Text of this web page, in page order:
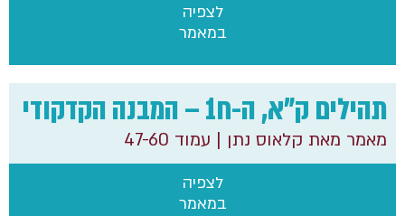
לצפיה
במאמר
לצפיה
במאמר
תהילים ק"א, ה-ח1 – המבנה הקדקודי
מאמר מאת קלאוס נתן | עמוד 47-60